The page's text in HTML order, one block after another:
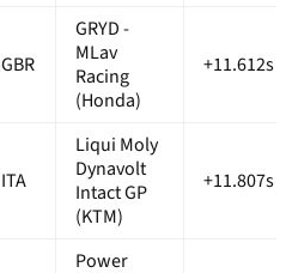
GBR
GRYD -
MLav
Racing
(Honda)
+11.612s
ITA
Liqui Moly
Dynavolt
Intact GP
(KTM)
+11.807s
Power